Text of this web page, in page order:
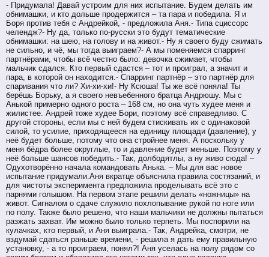
- Придумала! Давай устроим для них испытание. Будем делать им
обнимашки, и кто дольше продержится – та пара и победила. Я и
Боря против тебя с Андрейкой, - предложила Аня.- Типа сциссорс
челендж?- Ну да, только по-русски это будут тематические
обнимашки: на шею, на голову и на живот.- Ну я своего буду сжимать
не сильно, и чё, мы тогда выиграем?- А мы поменяемся спарринг
партнёрами, чтобы всё честно было: девочка сжимает, чтобы
мальчик сдался. Кто первый сдастся – тот и проиграл, а значит и
пара, в которой он находится.- Спарринг партнёр – это партнёр для
спаривания что ли? Хи-хи-хи!- Ну Ксюша! Ты же всё поняла! Ты
берёшь Борьку, а я своего невъебенного братца Андрюшу. Мы с
Анькой примерно одного роста – 168 см, но она чуть худее меня и
жилистее. Андрей тоже худее Бори, поэтому всё справедливо. С
другой стороны, если мы с ней будем стискивать их с одинаковой
силой, то усилие, приходящееся на единицу площади (давление), у
неё будет больше, потому что она стройнее меня. А поскольку у
меня бёдра более округлые, то и давление будет меньше. Поэтому у
неё больше шансов победить.- Так, долбодятлы, а ну живо сюда! –
Одухотворённо начала командовать Анька. – Мы для вас новое
испытание придумали.Аня вкратце объяснила правила состязаний, и
для чистоты эксперимента предложила проделывать всё это с
парнями голышом. На первом этапе решили делать «ножницы» на
живот. Сигналом о сдаче служило похлопывание рукой по ноге или
по полу. Также было решено, что наши мальчики не должны пытаться
разжать захват. Им можно было только терпеть. Мы поспорили на
кулачках, кто первый, и Аня выиграла.- Так, Андрейка, смотри, не
вздумай сдаться раньше времени, - решила я дать ему правильную
установку, - а то проиграем, понял?! Аня уселась на полу рядом со